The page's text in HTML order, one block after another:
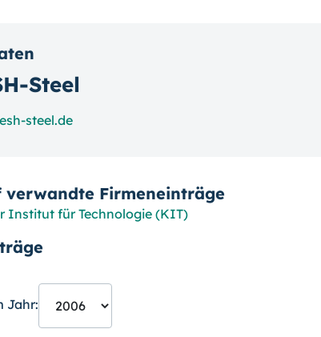
Steel
steel.de
verwandte Firmeneinträge
Institut für Technologie (KIT)
Jahr: